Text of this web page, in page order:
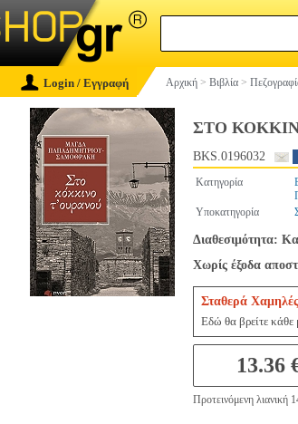
Login / Εγγραφή Αρχική > Βιβλία >
ΣΤΟ
BKS.0196032
Κατηγορία
Υποκατηγορία
Διαθεσιμότητα:
Χωρίς έξοδα
Σταθερά
Εδώ θα βρείτε κάθε
13.36
Προτεινόμενη λιανική